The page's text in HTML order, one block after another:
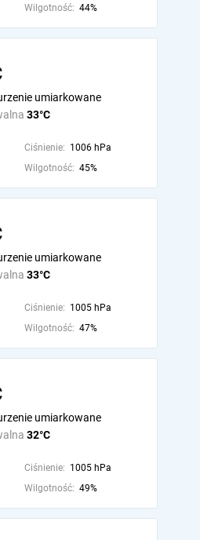
Wilgotność: 44%
33°C
umiarkowane
Ciśnienie: 1006 hPa
Wilgotność: 45%
33°C
umiarkowane
Ciśnienie: 1005 hPa
Wilgotność: 47%
32°C
umiarkowane
Ciśnienie: 1005 hPa
Wilgotność: 49%